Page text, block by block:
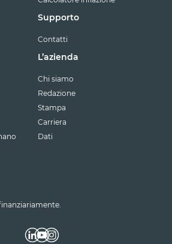
Supporto
Contatti
L’azienda
Chi siamo
Redazione
Stampa
Carriera
Dati